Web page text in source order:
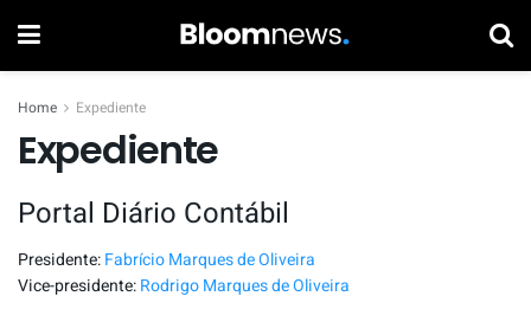
Home Expediente
Expediente
Portal Diário Contábil
Presidente:Fabrício Marques de Oliveira
Vice-presidente:Rodrigo Marques de Oliveira